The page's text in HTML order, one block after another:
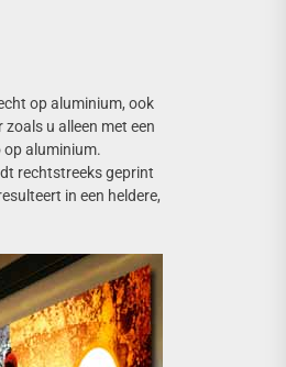
op aluminium, ook
u alleen met een
aluminium.
rechtstreeks geprint
in een heldere,